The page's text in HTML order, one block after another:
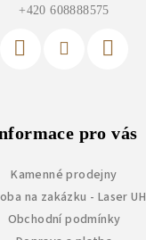
+420 608888575
pro vás
Kamenné prodejny
na zakázku - Laser UH
Obchodní podmínky